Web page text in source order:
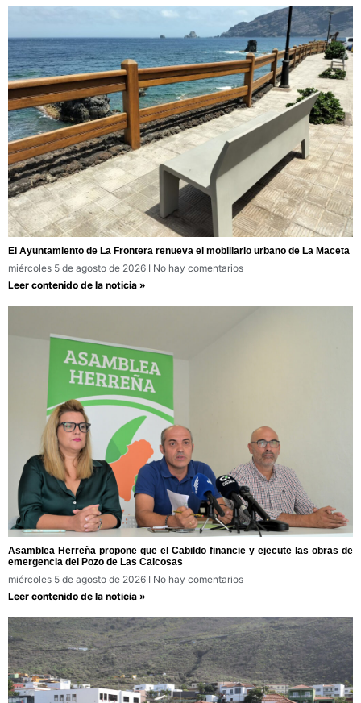
El Ayuntamiento de La Frontera renueva el mobiliario urbano de La Maceta
miércoles 5 de agosto de 2026
No hay comentarios
Leer contenido de la noticia »
Asamblea Herreña propone que el Cabildo financie y ejecute las obras de
emergencia del Pozo de Las Calcosas
miércoles 5 de agosto de 2026
No hay comentarios
Leer contenido de la noticia »